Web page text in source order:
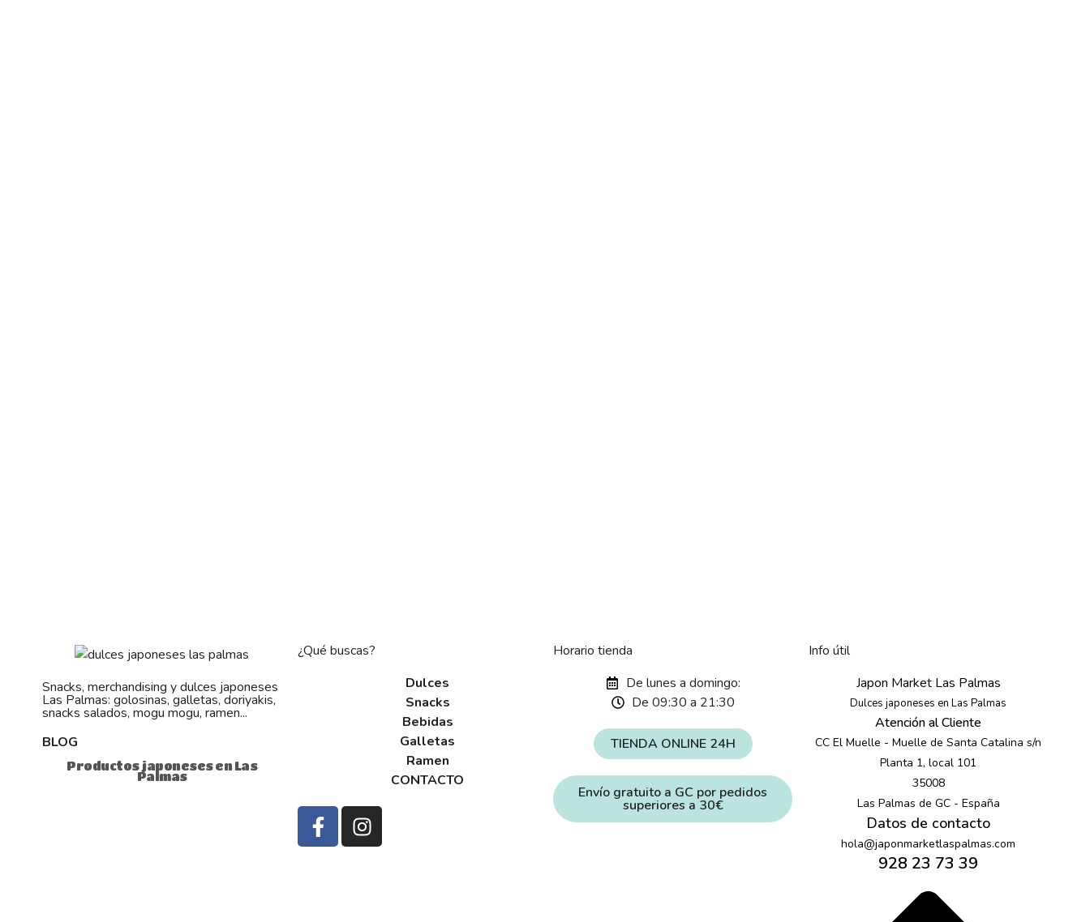
Snacks, merchandising y dulces japoneses
Las Palmas: golosinas, galletas, doriyakis,
snacks salados, mogu mogu, ramen...
BLOG
Productos japoneses en Las
Palmas
¿Qué buscas?
Dulces
Snacks
Bebidas
Galletas
Ramen
CONTACTO
Horario tienda
De lunes a domingo:
De 09:30 a 21:30
TIENDA ONLINE 24H
Envío gratuito a GC por pedidos
superiores a 30€
Info útil
Japon Market Las Palmas
Dulces japoneses en Las Palmas
Atención al Cliente
CC El Muelle - Muelle de Santa Catalina s/n
Planta 1, local 101
35008
Las Palmas de GC - España
Datos de contacto
hola@japonmarketlaspalmas.com
928 23 73 39